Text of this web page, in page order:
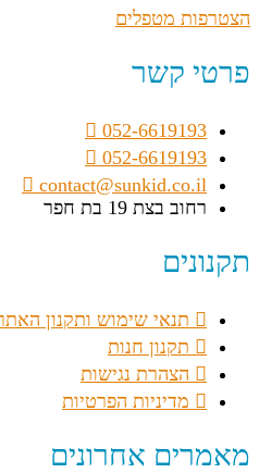
הצטרפות מטפלים
פרטי קשר
052-6619193
052-6619193
contact@sunkid.co.il
רחוב בצת 19 בת חפר
תקנונים
תנאי שימוש ותקנון
תקנון חנות
הצהרת נגישות
מדיניות הפרטיות
מאמרים אחרונים